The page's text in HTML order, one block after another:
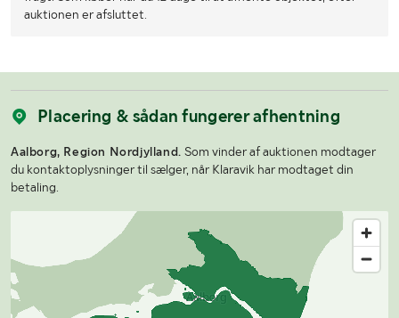
auktionen er afsluttet.
Placering & sådan fungerer afhentning
Aalborg, Region Nordjylland. Som vinder af auktionen modtager
du kontaktoplysninger til sælger, når Klaravik har modtaget din
betaling.